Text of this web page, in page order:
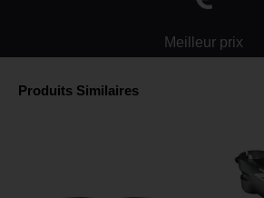
Meilleur prix
Produits Similaires